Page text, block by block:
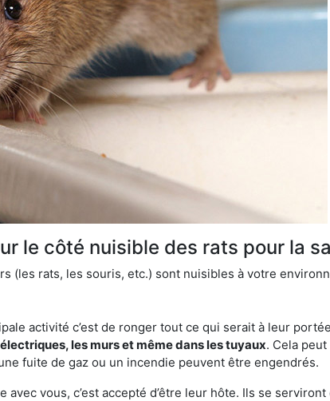
le côté nuisible des rats pour la
(les rats, les souris, etc.) sont nuisibles à votre
activité c’est de ronger tout ce qui serait à leur
les murs et même dans les tuyaux. Cela
fuite de gaz ou un incendie peuvent être engendrés.
avec vous, c’est accepté d’être leur hôte. Ils se